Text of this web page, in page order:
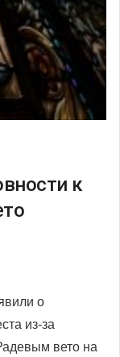
к
о
из-за
вето на